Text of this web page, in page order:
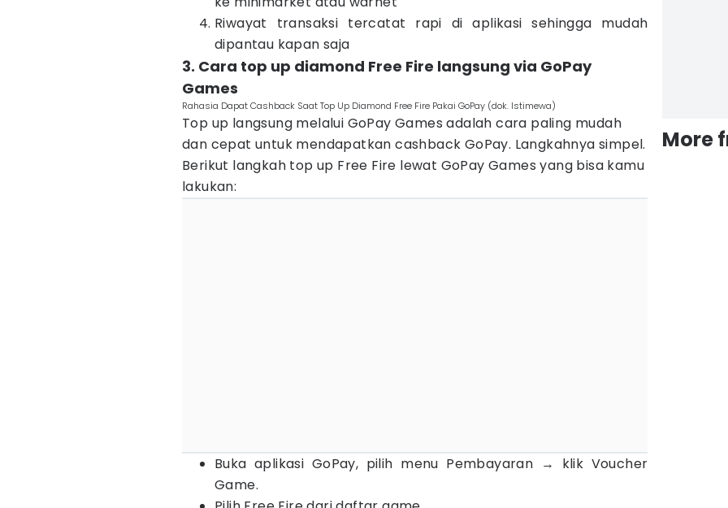
Riwayat transaksi tercatat rapi di aplikasi sehingga mudah
dipantau kapan saja
3. Cara top up diamond Free Fire langsung via GoPay
Games
Rahasia Dapat Cashback Saat Top Up Diamond Free Fire Pakai GoPay (dok. Istimewa)
Top up langsung melalui GoPay Games adalah cara paling mudah
dan cepat untuk mendapatkan cashback GoPay. Langkahnya simpel.
Berikut langkah top up Free Fire lewat GoPay Games yang bisa kamu
lakukan:
Buka aplikasi GoPay, pilih menu Pembayaran → klik Voucher
Game.
More